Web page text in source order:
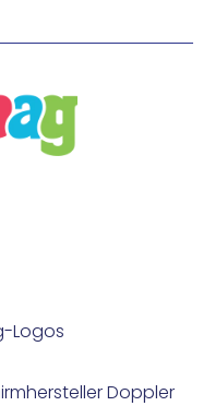
Logos
Doppler